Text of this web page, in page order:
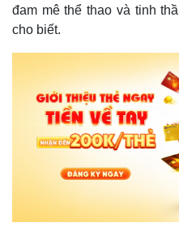
đam mê thể thao và tinh
cho biết.